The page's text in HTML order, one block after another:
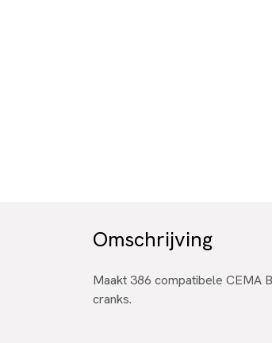
Omschrijving
Maakt 386 compatibele CEMA
cranks.